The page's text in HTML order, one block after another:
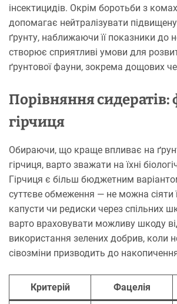
інсектицидів. Окрім боротьби з
допомагає нейтралізувати
ґрунту, наближаючи її показники до
створює сприятливі умови для
ґрунтової фауни, зокрема дощових
Порівняння сидератів:
гірчиця
Обираючи, що краще впливає на
гірчиця, варто зважати на їхні
Гірчиця є більш бюджетним
суттєве обмеження — не можна сіяти
капусти чи редиски через спільних
варто враховувати можливу шкоду
використання зелених добрив, коли
сівозміни призводить до
Критерій Фацелія